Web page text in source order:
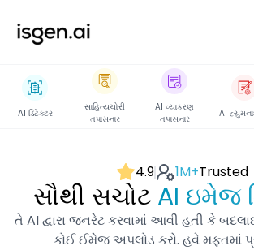
isgen
AI ડિટેક્ટર
સાહિત્યચોરી
તપાસનાર
AI વ્યાકરણ
તપાસનાર
AI
4.9 1M+Trusted
સૌથી સચોટ AI ઇમેજ
તે AI દ્વારા જનરેટ કરવામાં આવી હતી કે
કોઈ ઈમેજ અપલોડ કરો. હવે મફતમાં